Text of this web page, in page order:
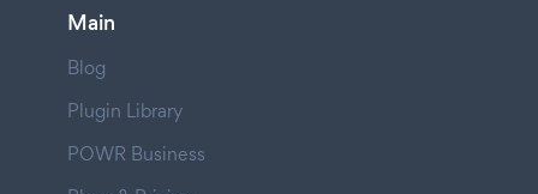
Main
Blog
Plugin Library
POWR Business